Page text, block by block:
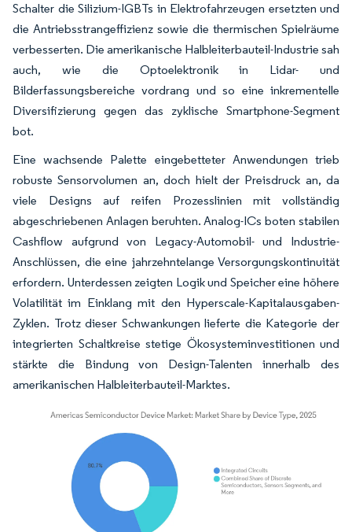
Schalter die Silizium-IGBTs in Elektrofahrzeugen ersetzten und
die Antriebsstrangeffizienz sowie die thermischen Spielräume
verbesserten. Die amerikanische Halbleiterbauteil-Industrie sah
auch, wie die Optoelektronik in Lidar- und
Bilderfassungsbereiche vordrang und so eine inkrementelle
Diversifizierung gegen das zyklische Smartphone-Segment
bot.
Eine wachsende Palette eingebetteter Anwendungen trieb
robuste Sensorvolumen an, doch hielt der Preisdruck an, da
viele Designs auf reifen Prozesslinien mit vollständig
abgeschriebenen Anlagen beruhten. Analog-ICs boten stabilen
Cashflow aufgrund von Legacy-Automobil- und Industrie-
Anschlüssen, die eine jahrzehntelange Versorgungskontinuität
erfordern. Unterdessen zeigten Logik und Speicher eine höhere
Volatilität im Einklang mit den Hyperscale-Kapitalausgaben-
Zyklen. Trotz dieser Schwankungen lieferte die Kategorie der
integrierten Schaltkreise stetige Ökosysteminvestitionen und
stärkte die Bindung von Design-Talenten innerhalb des
amerikanischen Halbleiterbauteil-Marktes.